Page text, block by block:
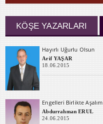
KÖŞE YAZARLARI
Hayırlı Uğurlu Olsun
Arif YAŞAR
18.06.2015
Engelleri Birlikte Aşalım
Abdurrahman ERUL
24.06.2015